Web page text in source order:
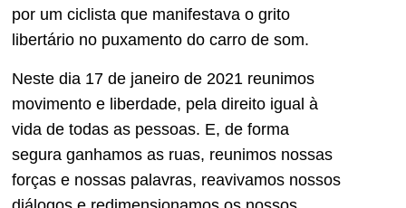
por um ciclista que manifestava o grito
libertário no puxamento do carro de som.
Neste dia 17 de janeiro de 2021 reunimos
movimento e liberdade, pela direito igual à
vida de todas as pessoas. E, de forma
segura ganhamos as ruas, reunimos nossas
forças e nossas palavras, reavivamos nossos